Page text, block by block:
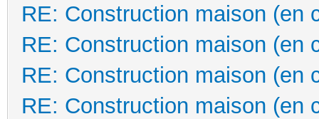
RE: Construction maison (en
RE: Construction maison (en
RE: Construction maison (en
RE: Construction maison (en